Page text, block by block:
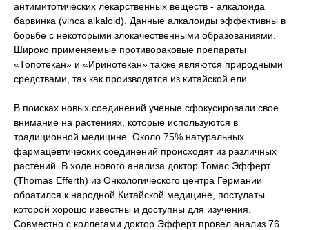
антимитотических лекарственных веществ - алкалоида
барвинка (vinca alkaloid). Данные алкалоиды эффективны в
борьбе с некоторыми злокачественными образованиями.
Широко применяемые противораковые препараты
«Топотекан» и «Иринотекан» также являются природными
средствами, так как производятся из китайской ели.
В поисках новых соединений ученые сфокусировали свое
внимание на растениях, которые используются в
традиционной медицине. Около 75% натуральных
фармацевтических соединений происходят из различных
растений. В ходе нового анализа доктор Томас Эфферт
(Thomas Efferth) из Онкологического центра Германии
обратился к народной Китайской медицине, постулаты
которой хорошо известны и доступны для изучения.
Совместно с коллегами доктор Эфферт провел анализ 76